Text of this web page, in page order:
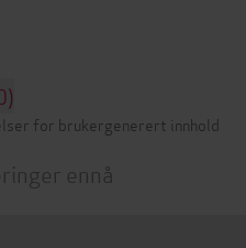
for brukergenerert innhold
ennå